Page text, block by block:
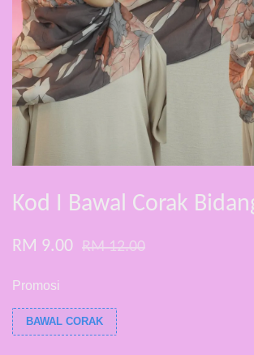
Kod I Bawal Corak
RM 9.00 RM 12.00
Promosi
BAWAL CORAK